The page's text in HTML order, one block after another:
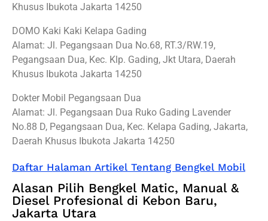
Khusus Ibukota Jakarta 14250
DOMO Kaki Kaki Kelapa Gading
Alamat: Jl. Pegangsaan Dua No.68, RT.3/RW.19,
Pegangsaan Dua, Kec. Klp. Gading, Jkt Utara, Daerah
Khusus Ibukota Jakarta 14250
Dokter Mobil Pegangsaan Dua
Alamat: Jl. Pegangsaan Dua Ruko Gading Lavender
No.88 D, Pegangsaan Dua, Kec. Kelapa Gading, Jakarta,
Daerah Khusus Ibukota Jakarta 14250
Daftar Halaman Artikel Tentang Bengkel Mobil
Alasan Pilih Bengkel Matic, Manual &
Diesel Profesional di Kebon Baru,
Jakarta Utara